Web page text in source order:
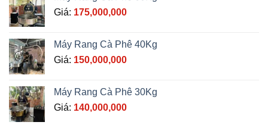
Giá: 175,000,000
Máy Rang Cà Phê 40Kg
Giá: 150,000,000
Máy Rang Cà Phê 30Kg
Giá: 140,000,000